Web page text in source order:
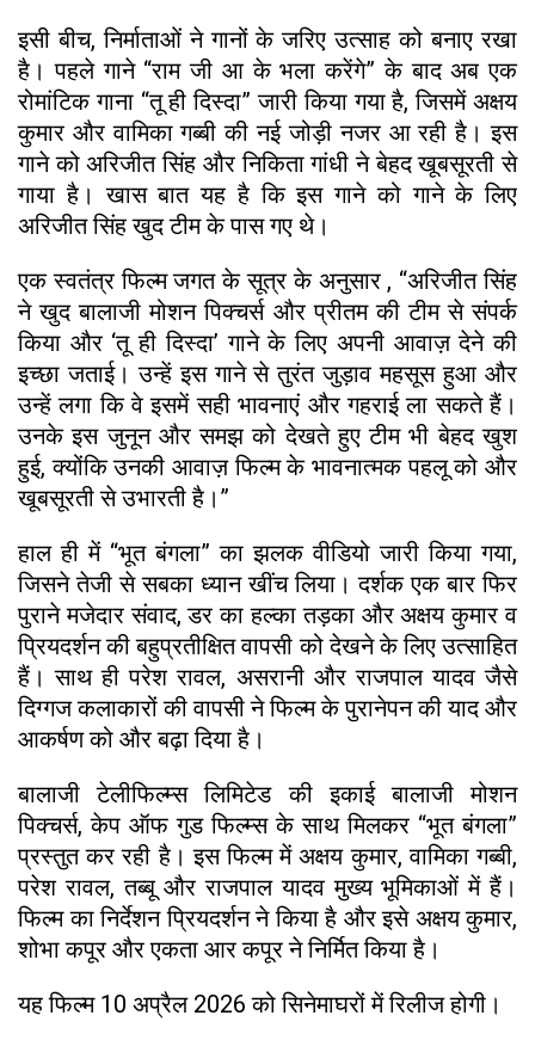
इसी बीच, निर्माताओं ने गानों के जरिए उत्साह को बनाए रखा
है। पहले गाने “राम जी आ के भला करेंगे” के बाद अब एक
रोमांटिक गाना “तू ही दिस्दा” जारी किया गया है, जिसमें अक्षय
कुमार और वामिका गब्बी की नई जोड़ी नजर आ रही है। इस
गाने को अरिजीत सिंह और निकिता गांधी ने बेहद खूबसूरती से
गाया है। खास बात यह है कि इस गाने को गाने के लिए
अरिजीत सिंह खुद टीम के पास गए थे।
एक स्वतंत्र फिल्म जगत के सूत्र के अनुसार , “अरिजीत सिंह
ने खुद बालाजी मोशन पिक्चर्स और प्रीतम की टीम से संपर्क
किया और ‘तू ही दिस्दा’ गाने के लिए अपनी आवाज़ देने की
इच्छा जताई। उन्हें इस गाने से तुरंत जुड़ाव महसूस हुआ और
उन्हें लगा कि वे इसमें सही भावनाएं और गहराई ला सकते हैं।
उनके इस जुनून और समझ को देखते हुए टीम भी बेहद खुश
हुई, क्योंकि उनकी आवाज़ फिल्म के भावनात्मक पहलू को और
खूबसूरती से उभारती है।”
हाल ही में “भूत बंगला” का झलक वीडियो जारी किया गया,
जिसने तेजी से सबका ध्यान खींच लिया। दर्शक एक बार फिर
पुराने मजेदार संवाद, डर का हल्का तड़का और अक्षय कुमार व
प्रियदर्शन की बहुप्रतीक्षित वापसी को देखने के लिए उत्साहित
हैं। साथ ही परेश रावल, असरानी और राजपाल यादव जैसे
दिग्गज कलाकारों की वापसी ने फिल्म के पुरानेपन की याद और
आकर्षण को और बढ़ा दिया है।
बालाजी टेलीफिल्म्स लिमिटेड की इकाई बालाजी मोशन
पिक्चर्स, केप ऑफ गुड फिल्म्स के साथ मिलकर “भूत बंगला”
प्रस्तुत कर रही है। इस फिल्म में अक्षय कुमार, वामिका गब्बी,
परेश रावल, तब्बू और राजपाल यादव मुख्य भूमिकाओं में हैं।
फिल्म का निर्देशन प्रियदर्शन ने किया है और इसे अक्षय कुमार,
शोभा कपूर और एकता आर कपूर ने निर्मित किया है।
यह फिल्म 10 अप्रैल 2026 को सिनेमाघरों में रिलीज होगी।